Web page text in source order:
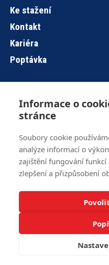
Informace o
stránce
Soubory cookie
analýze informací o
zajištění fungování funkcí
zlepšení a přizpůsobení
Ke stažení
Kontakt
Kariéra
Poptávka
Hlavní
Brno
Jihlava
Veškerá práva
web